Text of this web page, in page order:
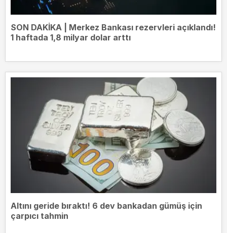
SON DAKİKA | Merkez Bankası rezervleri açıklandı!
1 haftada 1,8 milyar dolar arttı
Altını geride bıraktı! 6 dev bankadan gümüş için
çarpıcı tahmin